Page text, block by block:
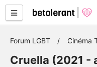
Forum LGBT Cinéma
Cruella (2021 -